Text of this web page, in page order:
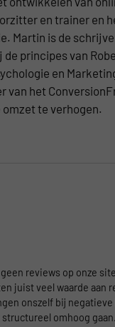
en trainer en
Martin is de
de principes van
en
van het
te verhogen.
reviews op onze
juist veel waarde aan
onszelf bij
omhoog